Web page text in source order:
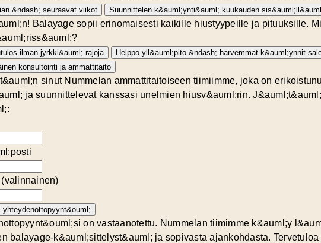
&ndash; seuraavat viikot Suunnittelen k&auml;ynti&auml; kuukauden
Balayage sopii erinomaisesti kaikille hiustyypeille ja pituuksille.
ilman jyrkki&auml; rajoja
Helppo yll&auml;pito &ndash; harvemmat k&auml;ynnit
konsultointi ja ammattitaito
sinut Nummelan ammattitaitoiseen tiimiimme, joka on
ja suunnittelevat kanssasi unelmien hiusv&auml;rin.
yhteydenottopyynt&ouml;
on vastaanotettu. Nummelan tiimimme k&auml;y
balayage-k&auml;sittelyst&auml; ja sopivasta ajankohdasta.